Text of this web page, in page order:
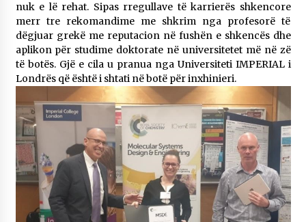
nuk e lë rehat. Sipas rregullave të karrierës shkencore
merr tre rekomandime me shkrim nga profesorë të
dëgjuar grekë me reputacion në fushën e shkencës dhe
aplikon për studime doktorate në universitetet më në zë
të botës. Gjë e cila u pranua nga Universiteti IMPERIAL i
Londrës që është i shtati në botë për inxhinieri.​